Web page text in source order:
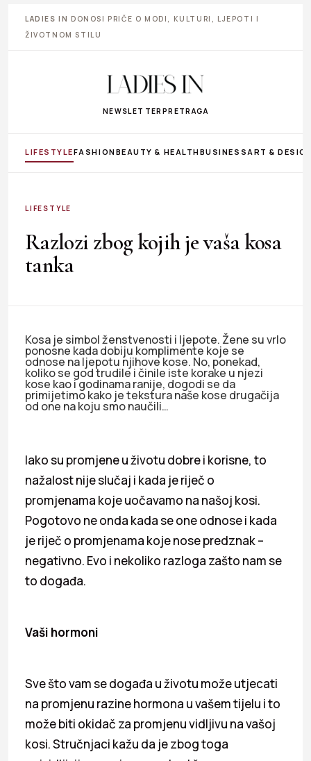
LADIES IN DONOSI PRIČE O MODI, KULTURI, LJEPOTI I
ŽIVOTNOM STILU
NEWSLETTER PRETRAGA
LIFESTYLEFASHIONBEAUTY & HEALTHBUSINESS ART &
LIFESTYLE
Razlozi zbog kojih je vaša kosa
tanka
Kosa je simbol ženstvenosti i ljepote. Žene su vrlo
ponosne kada dobiju komplimente koje se
odnose na ljepotu njihove kose. No, ponekad,
koliko se god trudile i činile iste korake u njezi
kose kao i godinama ranije, dogodi se da
primijetimo kako je tekstura naše kose drugačija
od one na koju smo naučili…
Iako su promjene u životu dobre i korisne, to
nažalost nije slučaj i kada je riječ o
promjenama koje uočavamo na našoj kosi.
Pogotovo ne onda kada se one odnose i kada
je riječ o promjenama koje nose predznak –
negativno. Evo i nekoliko razloga zašto nam se
to događa.
Vaši hormoni
Sve što vam se događa u životu može utjecati
na promjenu razine hormona u vašem tijelu i to
može biti okidač za promjenu vidljivu na vašoj
kosi. Stručnjaci kažu da je zbog toga